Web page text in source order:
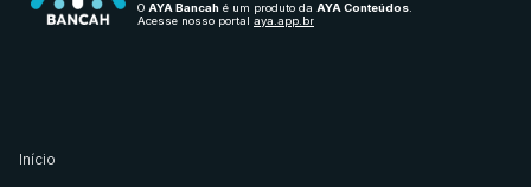
O AYA Bancah é um produto da AYA Conteúdos.
Acesse nosso portal aya.app.br
Início